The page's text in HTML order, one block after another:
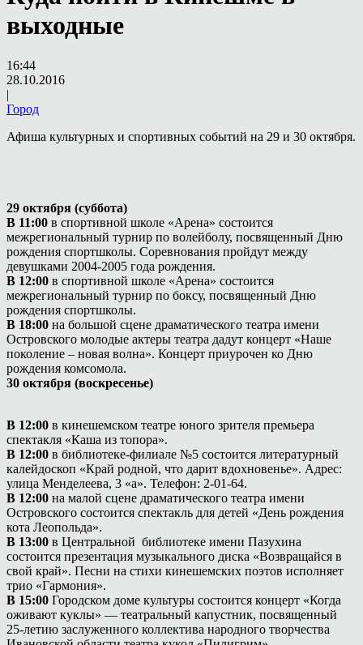
выходные
16:44
28.10.2016
|
Город
Афиша культурных и спортивных событий на 29 и 30 октября.
29 октября (суббота)
В 11:00 в спортивной школе «Арена» состоится
межрегиональный турнир по волейболу, посвященный Дню
рождения спортшколы. Соревнования пройдут между
девушками 2004-2005 года рождения.
В 12:00 в спортивной школе «Арена» состоится
межрегиональный турнир по боксу, посвященный Дню
рождения спортшколы.
В 18:00 на большой сцене драматического театра имени
Островского молодые актеры театра дадут концерт «Наше
поколение – новая волна». Концерт приурочен ко Дню
рождения комсомола.
30 октября (воскресенье)
В 12:00 в кинешемском театре юного зрителя премьера
спектакля «Каша из топора».
В 12:00 в библиотеке-филиале №5 состоится литературный
калейдоскоп «Край родной, что дарит вдохновенье». Адрес:
улица Менделеева, 3 «а». Телефон: 2-01-64.
В 12:00 на малой сцене драматического театра имени
Островского состоится спектакль для детей «День рождения
кота Леопольда».
В 13:00 в Центральной библиотеке имени Пазухина
состоится презентация музыкального диска «Возвращайся в
свой край». Песни на стихи кинешемских поэтов исполняет
трио «Гармония».
В 15:00 Городском доме культуры состоится концерт «Когда
оживают куклы» — театральный капустник, посвященный
25-летию заслуженного коллектива народного творчества